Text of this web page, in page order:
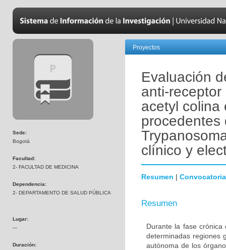
Sede:
Bogotá
Facultad:
2- FACULTAD DE MEDICINA
Dependencia:
2- DEPARTAMENTO DE SALUD PÚBLICA
Lugar:
---
Duración:
Proyectos
Evaluación
anti-
acetyl colina
procedentes
clínico y
Resumen | Convocatoria
Resumen
Durante la fase
determinadas regiones
autónoma de los